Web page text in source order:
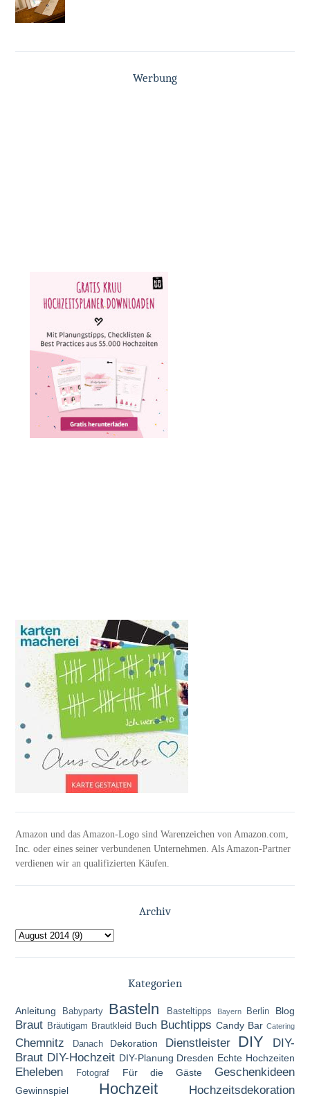
Werbung
Amazon und das Amazon-Logo sind Warenzeichen von Amazon.com,
Inc. oder eines seiner verbundenen Unternehmen. Als Amazon-Partner
verdienen wir an qualifizierten Käufen.
Archiv
Kategorien
Anleitung Babyparty Basteln Basteltipps Bayern Berlin Blog
Braut Bräutigam Brautkleid Buch Buchtipps Candy Bar Catering
Chemnitz Danach Dekoration Dienstleister DIY
DIY-
Braut DIY-Hochzeit DIY-Planung Dresden Echte Hochzeiten
Eheleben Fotograf Für die Gäste Geschenkideen
Gewinnspiel Hochzeit Hochzeitsdekoration